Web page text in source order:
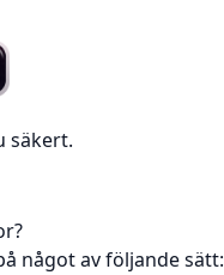
säkert.
något av följande sätt: